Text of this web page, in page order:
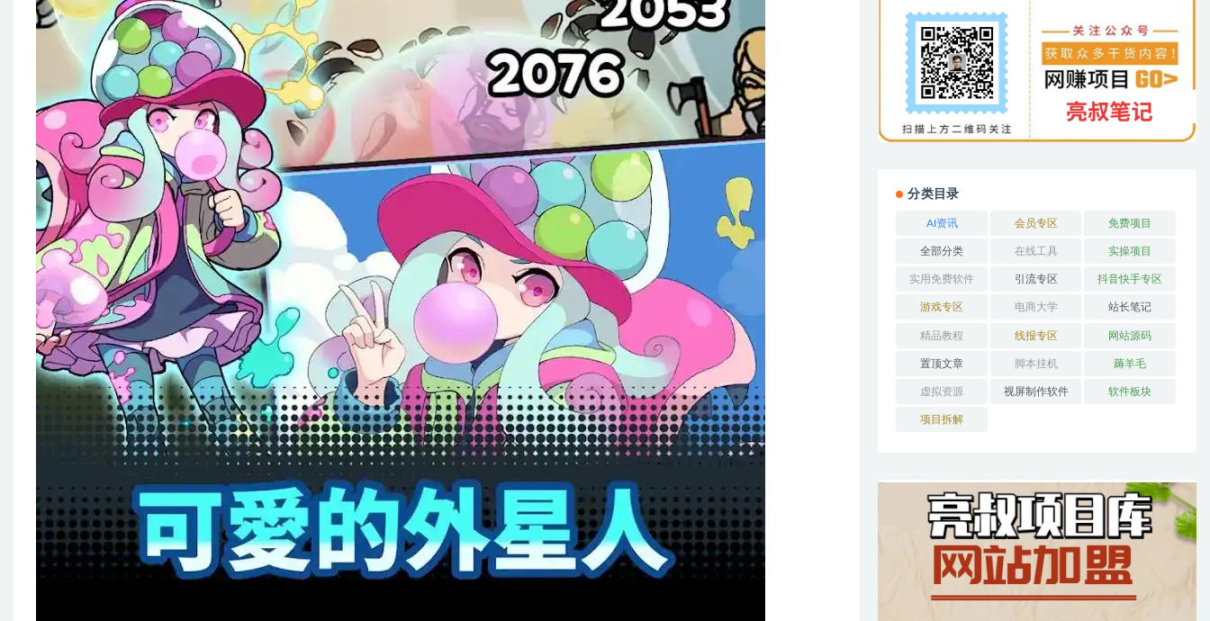
分类目录
AI资讯 会员专区 免费项目
全部分类 在线工具 实操项目
实用免费软件 引流专区 抖音快手专区
游戏专区 电商大学 站长笔记
精品教程 线报专区 网站源码
置顶文章 脚本挂机 薅羊毛
虚拟资源 视屏制作软件 软件板块
项目拆解